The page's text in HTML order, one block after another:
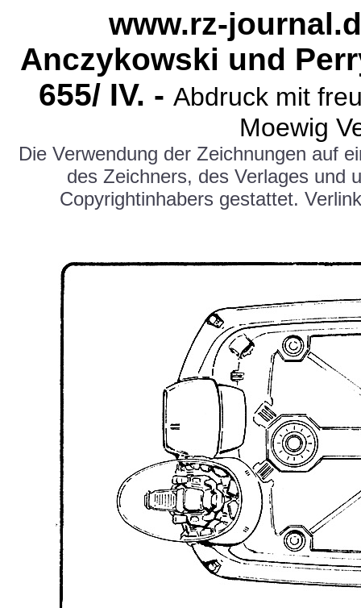
www.rz-
Anczykowski und
655/ IV. - Abdruck mit
Moewig
Die Verwendung der Zeichnungen auf
des Zeichners, des Verlages und
Copyrightinhabers gestattet.